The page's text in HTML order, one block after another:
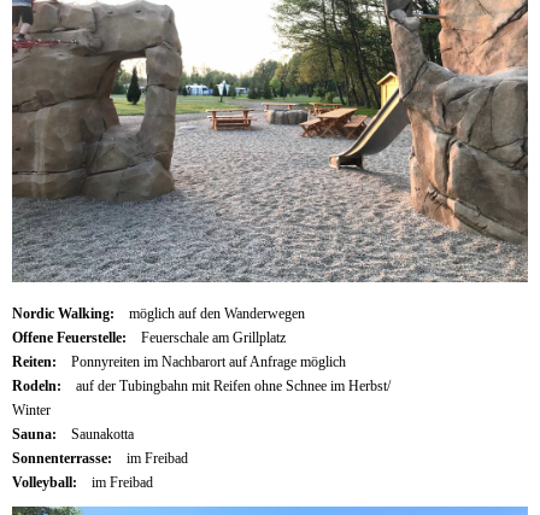
Nordic Walking:
möglich auf den Wanderwegen
Offene Feuerstelle:
Feuerschale am Grillplatz
Reiten:
Ponnyreiten im Nachbarort auf Anfrage möglich
Rodeln:
auf der Tubingbahn mit Reifen ohne Schnee im Herbst/
Winter
Sauna:
Saunakotta
Sonnenterrasse:
im Freibad
Volleyball:
im Freibad